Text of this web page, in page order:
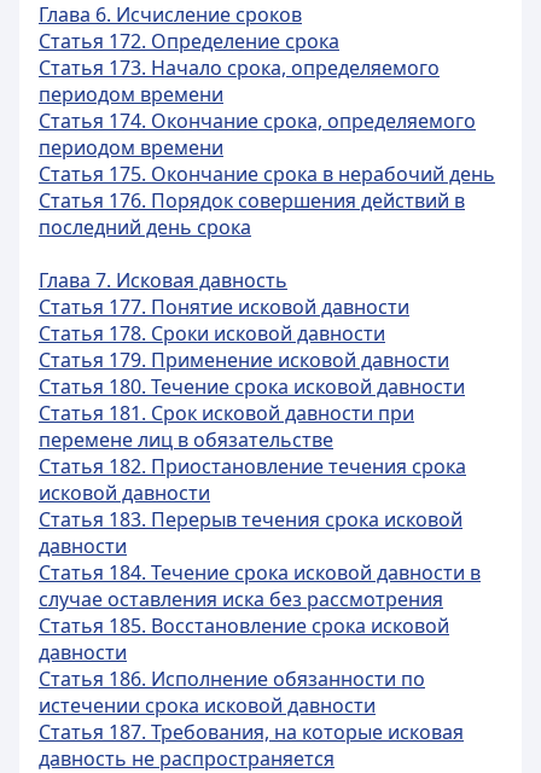
Глава 6. Исчисление сроков
Статья 172. Определение срока
Статья 173. Начало срока, определяемого
периодом времени
Статья 174. Окончание срока, определяемого
периодом времени
Статья 175. Окончание срока в нерабочий день
Статья 176. Порядок совершения действий в
последний день срока
Глава 7. Исковая давность
Статья 177. Понятие исковой давности
Статья 178. Сроки исковой давности
Статья 179. Применение исковой давности
Статья 180. Течение срока исковой давности
Статья 181. Срок исковой давности при
перемене лиц в обязательстве
Статья 182. Приостановление течения срока
исковой давности
Статья 183. Перерыв течения срока исковой
давности
Статья 184. Течение срока исковой давности в
случае оставления иска без рассмотрения
Статья 185. Восстановление срока исковой
давности
Статья 186. Исполнение обязанности по
истечении срока исковой давности
Статья 187. Требования, на которые исковая
давность не распространяется